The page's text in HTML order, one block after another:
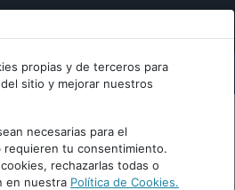
propias y de terceros para
sitio y mejorar nuestros
necesarias para el
tu consentimiento.
rechazarlas todas o
en nuestra Política de Cookies.